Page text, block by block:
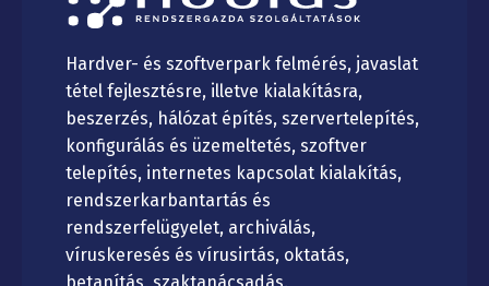
Hardver- és szoftverpark felmérés, javaslat
tétel fejlesztésre, illetve kialakításra,
beszerzés, hálózat építés, szervertelepítés,
konfigurálás és üzemeltetés, szoftver
telepítés, internetes kapcsolat kialakítás,
rendszerkarbantartás és
rendszerfelügyelet, archiválás,
víruskeresés és vírusirtás, oktatás,